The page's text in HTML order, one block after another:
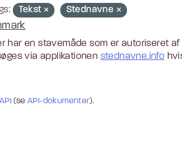
Tekst Stednavne
har en stavemåde som er autoriseret
via applikationen stednavne.info
API (seAPI-dokumenter).